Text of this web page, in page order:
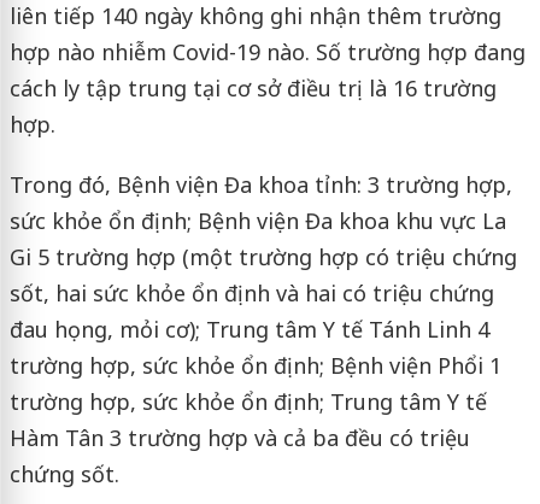
liên tiếp 140 ngày không ghi nhận thêm trường
hợp nào nhiễm Covid-19 nào. Số trường hợp đang
cách ly tập trung tại cơ sở điều trị là 16 trường
hợp.
Trong đó, Bệnh viện Đa khoa tỉnh: 3 trường hợp,
sức khỏe ổn định; Bệnh viện Đa khoa khu vực La
Gi 5 trường hợp (một trường hợp có triệu chứng
sốt, hai sức khỏe ổn định và hai có triệu chứng
đau họng, mỏi cơ); Trung tâm Y tế Tánh Linh 4
trường hợp, sức khỏe ổn định; Bệnh viện Phổi 1
trường hợp, sức khỏe ổn định; Trung tâm Y tế
Hàm Tân 3 trường hợp và cả ba đều có triệu
chứng sốt.